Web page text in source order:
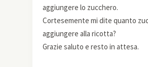
aggiungere lo zucchero.
Cortesemente mi dite quanto
aggiungere alla ricotta?
Grazie saluto e resto in attesa.